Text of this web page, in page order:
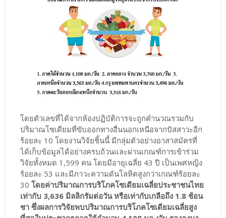
โดยตัวเลขที่ได้จากห้องปฏิบัติการจะถูกคำนวณรวมกับ
ปริมาณโซเดียมที่ขับออกทางอื่นนอกเหนือจากปัสสาวะอีก
ร้อยละ 10 โดยงานวิจัยชิ้นนี้ มีกลุ่มตัวอย่างอาสาสมัครที่
ได้เก็บข้อมูลได้อย่างครบถ้วนและผ่านเกณฑ์การเข้าร่วม
วิจัยทั้งหมด 1,599 คน โดยมีอายุเฉลี่ย 43 ปี เป็นเพศหญิง
ร้อยละ 53 และมีภาวะความดันโลหิตสูงกว่าเกณฑ์ร้อยละ
30 โดยค่าปริมาณการบริโภคโซเดียมเฉลี่ยประชาชนไทย
เท่ากับ 3,636 มิลลิกรัมต่อวัน หรือเท่ากับเกลือถึง 1.8 ช้อน
ชา ซึ่งผลการวิจัยพบปริมาณการบริโภคโซเดียมเฉลี่ยสูง